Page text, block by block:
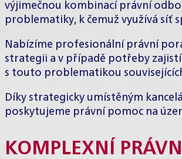
výjimečnou kombinací právní
problematiky, k čemuž využívá síť
Nabízíme profesionální právní
strategii a v případě potřeby
s touto problematikou
Díky strategicky umístěným
poskytujeme právní pomoc na
KOMPLEXNÍ